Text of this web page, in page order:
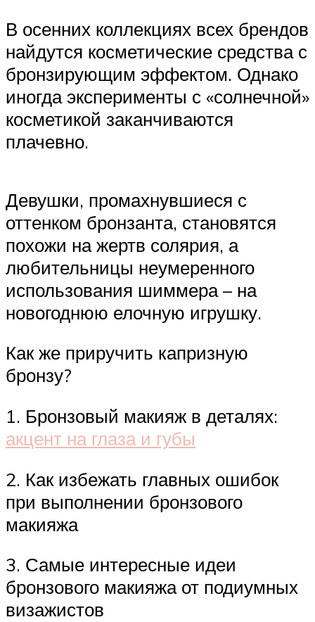
В осенних коллекциях всех брендов
найдутся косметические средства с
бронзирующим эффектом. Однако
иногда эксперименты с «солнечной»
косметикой заканчиваются
плачевно.
Девушки, промахнувшиеся с
оттенком бронзанта, становятся
похожи на жертв солярия, а
любительницы неумеренного
использования шиммера – на
новогоднюю елочную игрушку.
Как же приручить капризную
бронзу?
1. Бронзовый макияж в деталях:
акцент на глаза и губы
2. Как избежать главных ошибок
при выполнении бронзового
макияжа
3. Самые интересные идеи
бронзового макияжа от подиумных
визажистов